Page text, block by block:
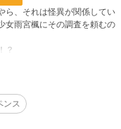
ら、それは怪異が関係してい
女雨宮楓にその調査を頼むの
？
ゃんのスピンオフ
、価値観や思想は現代と
ンス